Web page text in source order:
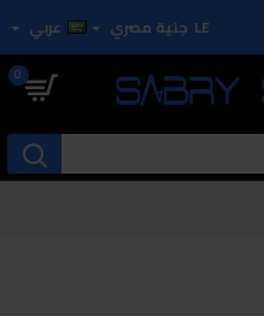
LE جنية مصري عربي
0